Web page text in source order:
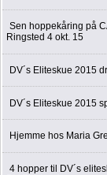
Sen hoppekåring på
Ringsted 4 okt. 15
DV´s Eliteskue 2015
DV´s Eliteskue 2015
Hjemme hos Maria
4 hopper til DV´s